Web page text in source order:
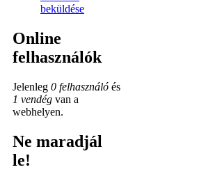
beküldése
Online
felhasználók
Jelenleg 0 felhasználó és
1 vendég van a
webhelyen.
Ne maradjál
le!